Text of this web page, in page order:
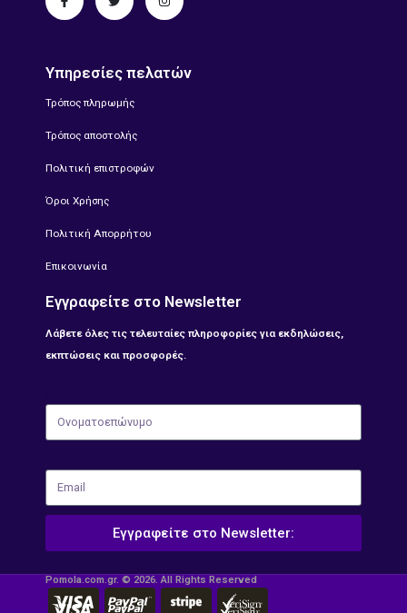
Υπηρεσίες πελατών
Τρόπος πληρωμής
Τρόπος αποστολής
Πολιτική επιστροφών
Όροι Χρήσης
Πολιτική Απορρήτου
Επικοινωνία
Εγγραφείτε στο Newsletter
Λάβετε όλες τις τελευταίες πληροφορίες για εκδηλώσεις,
εκπτώσεις και προσφορές.
Εγγραφείτε στο Newsletter:
Pomola.com.gr. © 2026. All Rights Reserved